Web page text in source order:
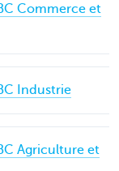
Commerce et
Industrie
Agriculture et